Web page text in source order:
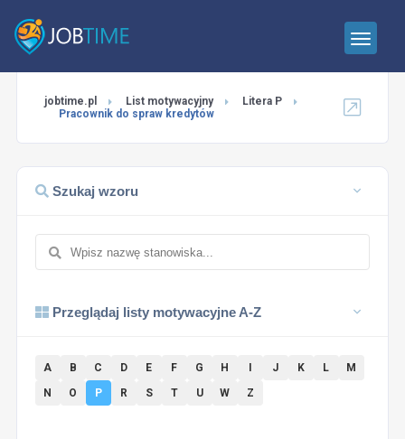
jobtime.pl List motywacyjny
Litera P
Pracownik do spraw kredytów
Szukaj wzoru
Przeglądaj listy motywacyjne A-Z
A B C D E F G H J K L
M
N
O P R S T U W Z